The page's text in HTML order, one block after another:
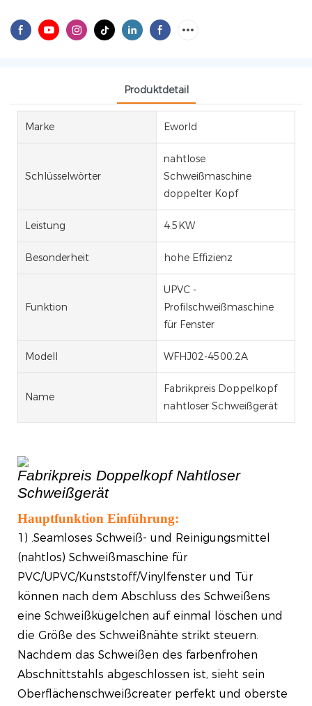
Produktdetail
Marke Eworld
Schlüsselwörter
nahtlose
Schweißmaschine
doppelter Kopf
Leistung 4.5KW
Besonderheit hohe Effizienz
Funktion
UPVC -
Profilschweißmaschine
für Fenster
Modell WFHJ02-4500.2A
Name
Fabrikpreis Doppelkopf
nahtloser Schweißgerät
Fabrikpreis Doppelkopf Nahtloser
Schweißgerät
Hauptfunktion Einführung:
1) .Seamloses Schweiß- und Reinigungsmittel
(nahtlos) Schweißmaschine für
PVC/UPVC/Kunststoff/Vinylfenster und Tür
können nach dem Abschluss des Schweißens
eine Schweißkügelchen auf einmal löschen und
die Größe des Schweißnähte strikt steuern.
Nachdem das Schweißen des farbenfrohen
Abschnittstahls abgeschlossen ist, sieht sein
Oberflächenschweißcreater perfekt und oberste